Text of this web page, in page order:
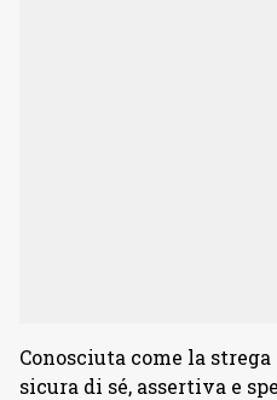
Conosciuta come la strega
sicura di sé, assertiva e